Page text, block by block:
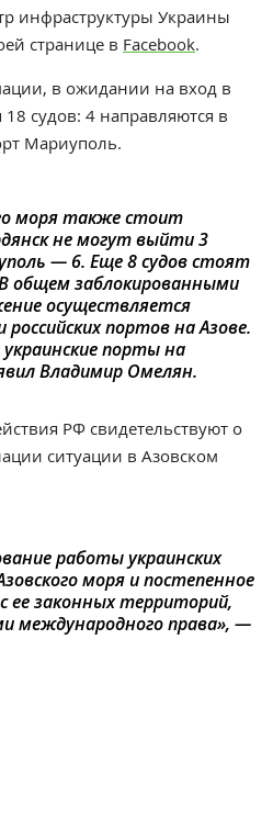
инфраструктуры Украины
странице в Facebook.
в ожидании на вход в
судов: 4 направляются в
Мариуполь.
моря также стоит
не могут выйти 3
— 6. Еще 8 судов стоят
общем заблокированными
осуществляется
портов на Азове.
украинские порты на
Владимир Омелян.
РФ свидетельствуют о
ситуации в Азовском
работы украинских
моря и постепенное
ее законных территорий,
международного права», —